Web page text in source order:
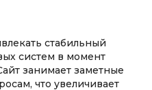
стабильный
систем в момент
занимает заметные
что увеличивает